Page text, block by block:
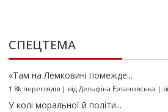
СПЕЦТЕМА
«Там на Лемковині помежде...
1.8k переглядів| від Дельфіна Ертановська |
У колі моральної й політи...